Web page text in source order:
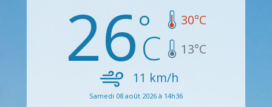
26 30°C
13°C
11 km/h
Samedi 08 août 2026 à 14h36